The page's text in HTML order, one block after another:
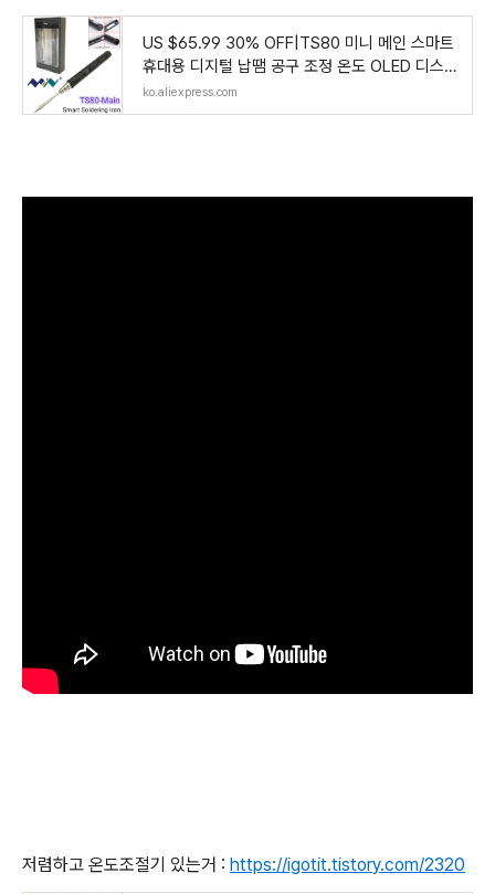
US $65.99 30% OFF|TS80 미니 메인 스마트
휴대용 디지털 납땜 공구 조정 온도 OLED 디스플
레이 B02 팁 TS100/80-에서전기식 납땜인두부
터 도구 의 AliExpress
ko.aliexpress.com
저렴하고 온도조절기 있는거 : https://igotit.tistory.com/2320